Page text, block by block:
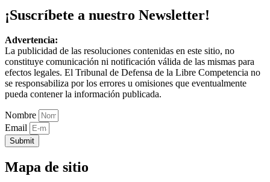
¡Suscríbete a nuestro Newsletter!
Advertencia:
La publicidad de las resoluciones contenidas en este sitio, no
constituye comunicación ni notificación válida de las mismas para
efectos legales. El Tribunal de Defensa de la Libre Competencia no
se responsabiliza por los errores u omisiones que eventualmente
pueda contener la información publicada.
Nombre
Email
Submit
Mapa de sitio